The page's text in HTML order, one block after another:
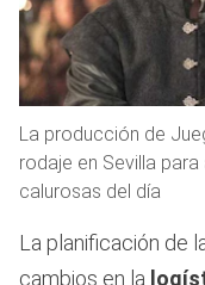
La producción de
rodaje en Sevilla
calurosas del día
La planificación de
cambios en la